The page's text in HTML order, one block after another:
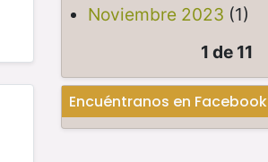
Noviembre 2023 (1)
1 de 11
Encuéntranos en Facebook